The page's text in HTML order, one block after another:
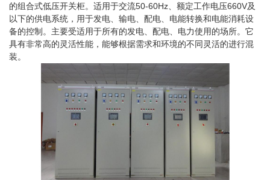
的组合式低压开关柜。适用于交流50-60Hz、额定工作电压660V及
以下的供电系统，用于发电、输电、配电、电能转换和电能消耗设
备的控制。主要受适用于所有的发电、配电、电力使用的场所。它
具有非常高的灵活性能，能够根据需求和环境的不同灵活的进行混
装。